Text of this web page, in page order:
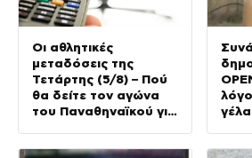
Οι αθλητικές
μεταδόσεις της
Τετάρτης (5/8) – Πού
θα δείτε τον αγώνα
του Παναθηναϊκού για